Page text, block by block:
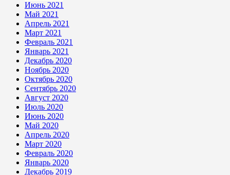
Июнь 2021
Май 2021
Апрель 2021
Март 2021
Февраль 2021
Январь 2021
Декабрь 2020
Ноябрь 2020
Октябрь 2020
Сентябрь 2020
Август 2020
Июль 2020
Июнь 2020
Май 2020
Апрель 2020
Март 2020
Февраль 2020
Январь 2020
Декабрь 2019